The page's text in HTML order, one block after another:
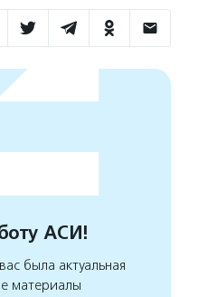
АСИ!
была актуальная
материалы